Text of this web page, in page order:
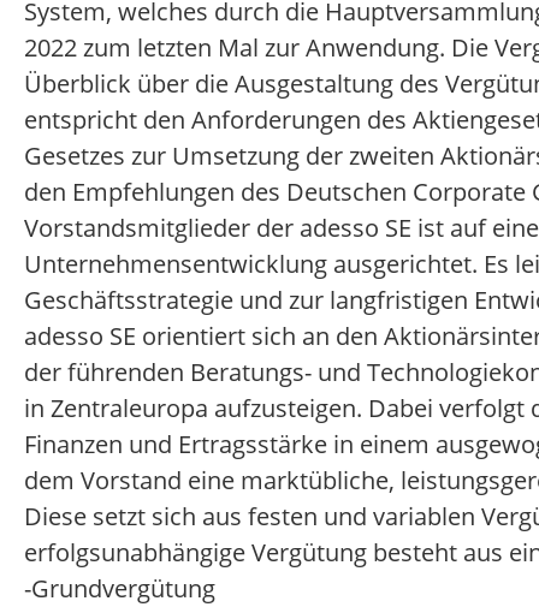
System, welches durch die
2022 zum letzten Mal zur Anwendung. Die
Überblick über die Ausgestaltung des
entspricht den Anforderungen des
Gesetzes zur Umsetzung der zweiten
den Empfehlungen des Deutschen Corporate
Vorstandsmitglieder der adesso SE ist auf
Unternehmensentwicklung ausgerichtet. Es
Geschäftsstrategie und zur langfristigen
adesso SE orientiert sich an den
der führenden Beratungs- und
in Zentraleuropa aufzusteigen. Dabei verfolgt
Finanzen und Ertragsstärke in einem
dem Vorstand eine marktübliche,
Diese setzt sich aus festen und variablen
erfolgsunabhängige Vergütung besteht aus
-Grundvergütung